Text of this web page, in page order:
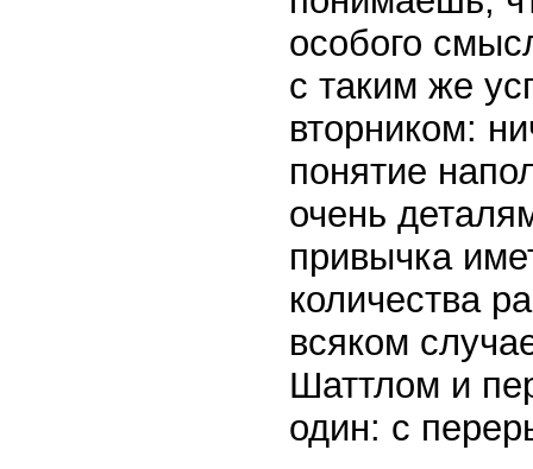
особого
с таким же
вторником:
понятие
очень
привычка
количества
всяком
Шаттлом и
один: с